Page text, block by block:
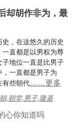
却胡作非为，最
，在这悠久的历史
直都是以男权为尊
地位一直是比男子
一直都是男子为
有些朝代……更多
,朝堂,男子,隆基